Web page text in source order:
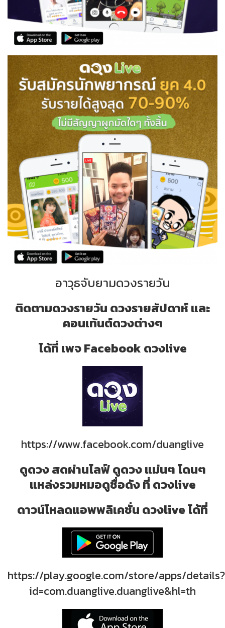
อาวุธจับยามดวงรายวัน
ติดตามดวงรายวัน ดวงรายสัปดาห์ และ
คอนเท้นต์ดวงต่างๆ
ได้ที่ เพจ Facebook ดวงlive
https://www.facebook.com/duanglive
ดูดวง สดผ่านไลฟ์ ดูดวง แม่นๆ โดนๆ
แหล่งรวมหมอดูชื่อดัง ที่ ดวงlive
ดาวน์โหลดแอพพลิเคชั่น ดวงlive ได้ที่
https://play.google.com/store/apps/details?
id=com.duanglive.duanglive&hl=th